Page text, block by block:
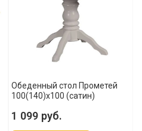
Обеденный стол Прометей
100(140)x100 (сатин)
1 099 руб.